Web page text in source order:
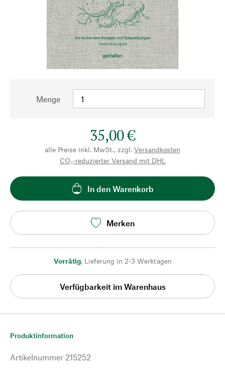
Menge
35,00 €
alle Preise inkl. MwSt., zzgl. Versandkosten
CO₂-reduzierter Versand mit DHL
In den Warenkorb
Merken
Vorrätig, Lieferung in 2-3 Werktagen
Verfügbarkeit im Warenhaus
Produktinformation
Artikelnummer 215252